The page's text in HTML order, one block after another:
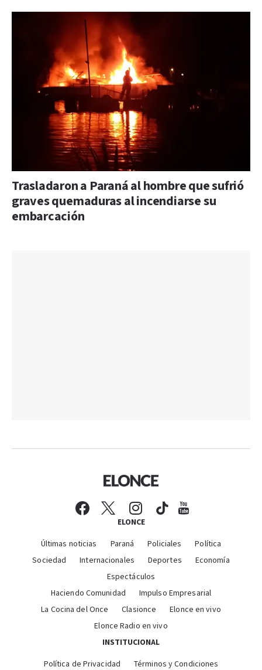
Trasladaron a Paraná al hombre que sufrió
graves quemaduras al incendiarse su
embarcación
ELONCE
Últimas noticias Paraná Policiales
Política
Sociedad
Internacionales Deportes
Economía
Espectáculos
Haciendo Comunidad
Impulso Empresarial
La Cocina del Once
Clasionce
Elonce en vivo
Elonce Radio en vivo
INSTITUCIONAL
Política de Privacidad Términos y Condiciones